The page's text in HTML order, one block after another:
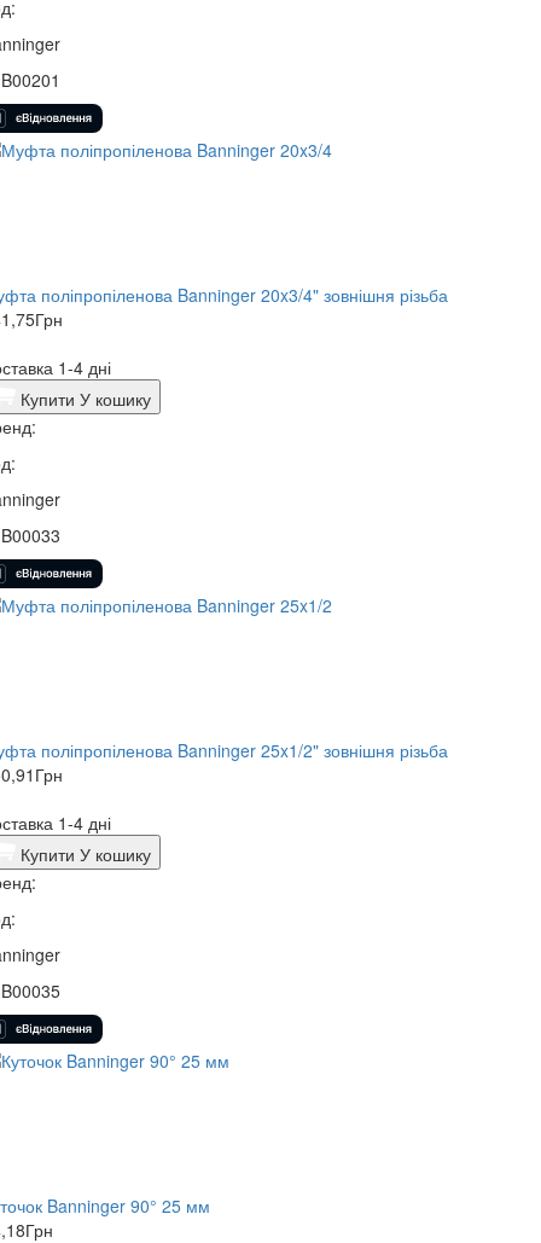
поліпропіленова Banninger 20x3/4" зовнішня різьба
Грн
1-4 дні
Купити У кошику
поліпропіленова Banninger 25x1/2" зовнішня різьба
Грн
1-4 дні
Купити У кошику
Banninger 90° 25 мм
Грн